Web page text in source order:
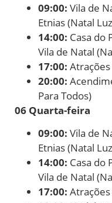
09:00: Vila de
Etnias (Natal
14:00: Casa do
Vila de Natal
17:00:
20:00:
Para Todos)
06 Quarta-feira
09:00: Vila de
Etnias (Natal
14:00: Casa do
Vila de Natal
17:00: